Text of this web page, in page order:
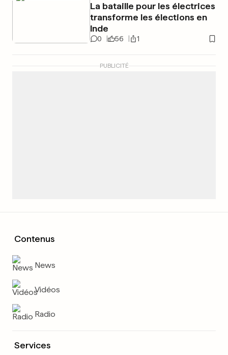
La bataille pour les électrices
transforme les élections en
Inde
0 56 1
PUBLICITÉ
Contenus
News
Vidéos
Radio
Services